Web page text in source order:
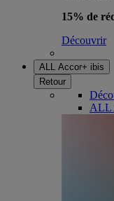
15% de
Découvrir
ALL Accor+ ibis
Retour
ALL